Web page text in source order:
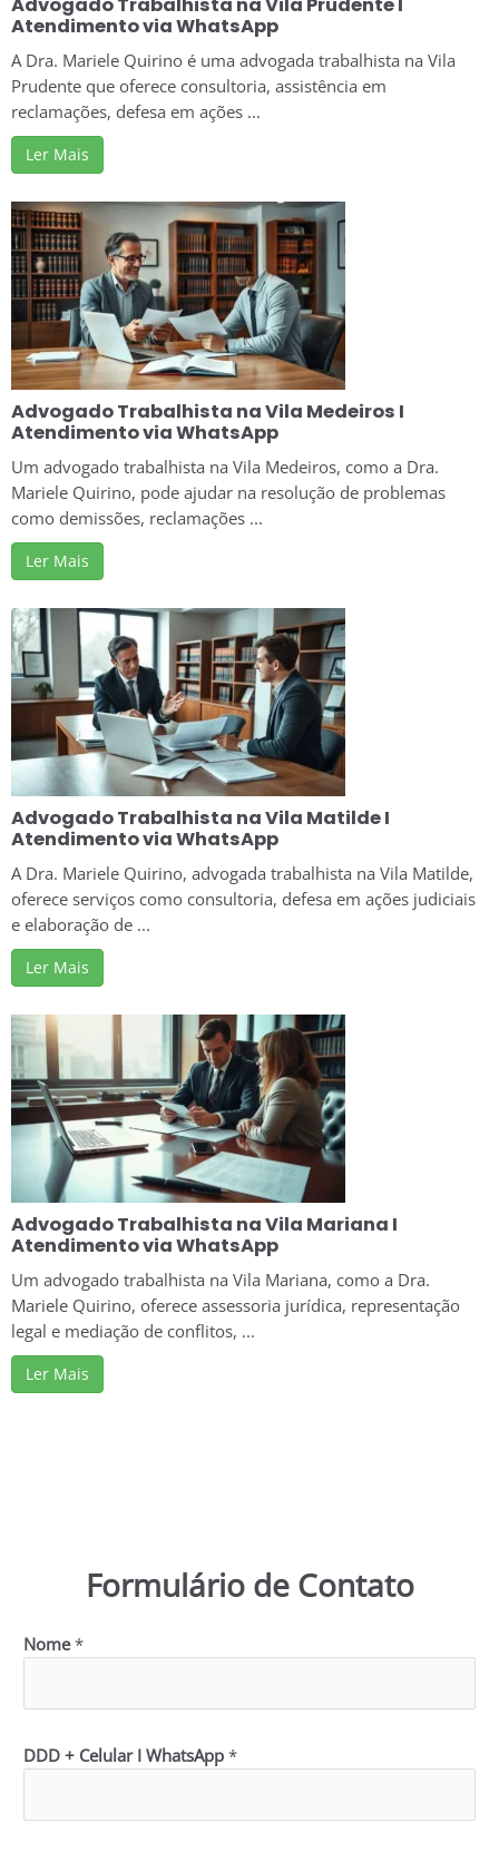
Atendimento via WhatsApp
A Dra. Mariele Quirino é uma advogada trabalhista na Vila
Prudente que oferece consultoria, assistência em
reclamações, defesa em ações ...
Ler Mais
Advogado Trabalhista na Vila Medeiros I
Atendimento via WhatsApp
Um advogado trabalhista na Vila Medeiros, como a Dra.
Mariele Quirino, pode ajudar na resolução de problemas
como demissões, reclamações ...
Ler Mais
Advogado Trabalhista na Vila Matilde I
Atendimento via WhatsApp
A Dra. Mariele Quirino, advogada trabalhista na Vila Matilde,
oferece serviços como consultoria, defesa em ações judiciais
e elaboração de ...
Ler Mais
Advogado Trabalhista na Vila Mariana I
Atendimento via WhatsApp
Um advogado trabalhista na Vila Mariana, como a Dra.
Mariele Quirino, oferece assessoria jurídica, representação
legal e mediação de conflitos, ...
Ler Mais
Formulário de Contato
Nome*
DDD + Celular I WhatsApp *